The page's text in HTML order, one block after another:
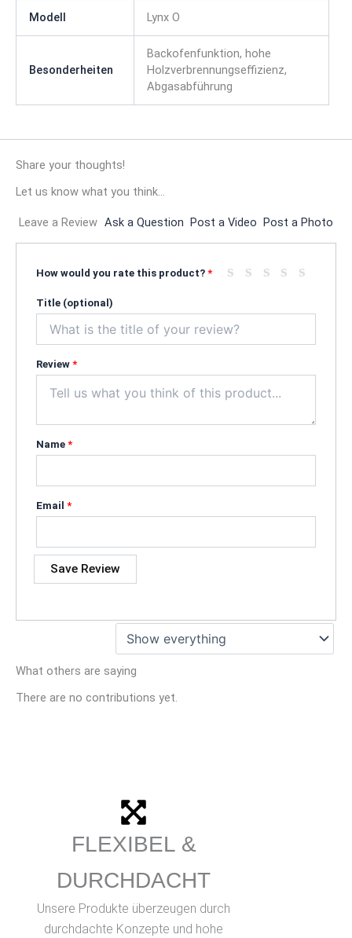
Modell Lynx O
Besonderheiten
Backofenfunktion, hohe
Holzverbrennungseffizienz,
Abgasabführung
Share your thoughts!
Let us know what you think...
Leave a Review Ask a Question Post a Video Post a Photo
How would you rate this product? *
Title (optional)
Review *
Name *
Email *
Save Review
What others are saying
There are no contributions yet.
FLEXIBEL &
DURCHDACHT
Unsere Produkte überzeugen durch
durchdachte Konzepte und hohe